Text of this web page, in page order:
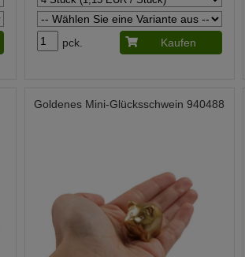
pck. Kaufen
Goldenes Mini-Glücksschwein 940488